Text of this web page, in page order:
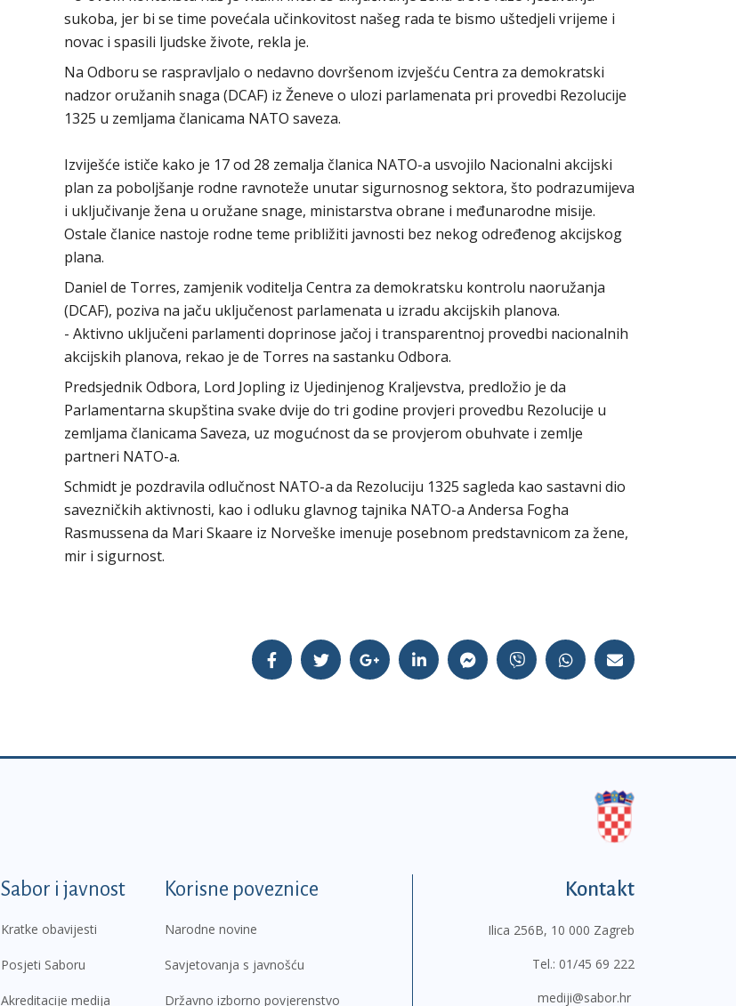
sukoba, jer bi se time povećala učinkovitost našeg rada te bismo uštedjeli vrijeme i
novac i spasili ljudske živote, rekla je.
Na Odboru se raspravljalo o nedavno dovršenom izvješću Centra za demokratski
nadzor oružanih snaga (DCAF) iz Ženeve o ulozi parlamenata pri provedbi Rezolucije
1325 u zemljama članicama NATO saveza.
Izviješće ističe kako je 17 od 28 zemalja članica NATO-a usvojilo Nacionalni akcijski
plan za poboljšanje rodne ravnoteže unutar sigurnosnog sektora, što podrazumijeva
i uključivanje žena u oružane snage, ministarstva obrane i međunarodne misije.
Ostale članice nastoje rodne teme približiti javnosti bez nekog određenog akcijskog
plana.
Daniel de Torres, zamjenik voditelja Centra za demokratsku kontrolu naoružanja
(DCAF), poziva na jaču uključenost parlamenata u izradu akcijskih planova.
- Aktivno uključeni parlamenti doprinose jačoj i transparentnoj provedbi nacionalnih
akcijskih planova, rekao je de Torres na sastanku Odbora.
Predsjednik Odbora, Lord Jopling iz Ujedinjenog Kraljevstva, predložio je da
Parlamentarna skupština svake dvije do tri godine provjeri provedbu Rezolucije u
zemljama članicama Saveza, uz mogućnost da se provjerom obuhvate i zemlje
partneri NATO-a.
Schmidt je pozdravila odlučnost NATO-a da Rezoluciju 1325 sagleda kao sastavni dio
savezničkih aktivnosti, kao i odluku glavnog tajnika NATO-a Andersa Fogha
Rasmussena da Mari Skaare iz Norveške imenuje posebnom predstavnicom za žene,
mir i sigurnost.
Sabor i javnost
Kratke obavijesti
Posjeti Saboru
Akreditacije medija
Korisne poveznice
Narodne novine
Savjetovanja s javnošću
Državno izborno povjerenstvo
Kontakt
Ilica 256B, 10 000 Zagreb
Tel.: 01/45 69 222
mediji@sabor.hr